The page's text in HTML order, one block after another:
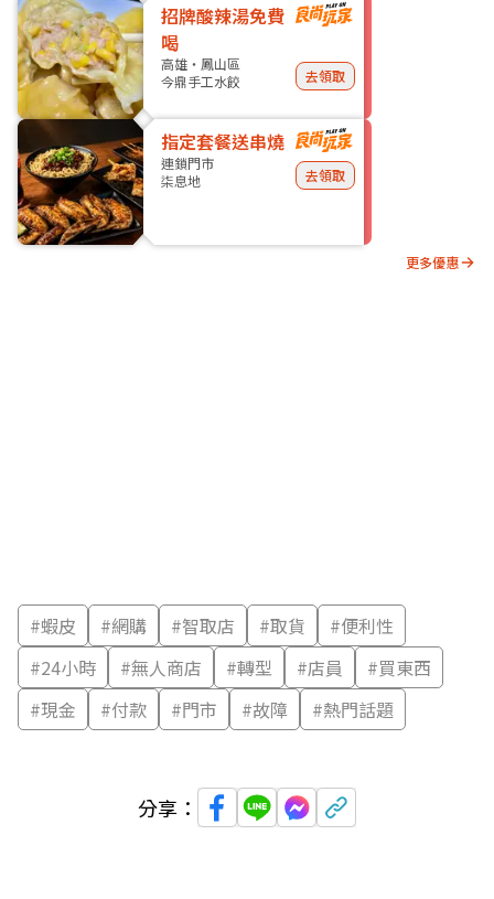
招牌酸辣湯免費
喝
高雄・鳳山區
今鼎手工水餃
去領取
指定套餐送串燒
連鎖門市
柒息地
去領取
更多優惠
#蝦皮 #網購 #智取店 #取貨 #便利性
#24小時 #無人商店 #轉型 #店員 #買東西
#現金 #付款 #門市 #故障 #熱門話題
分享：